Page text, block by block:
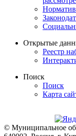
Открытые
Реестр
Поиск
Поиск
Карта
© Муниципальное